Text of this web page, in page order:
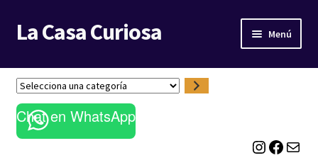
Ir
a
navegación
Ir
al
La Casa Curiosa Menú
LIBRERÍA
BLOG
S
e
l
e
Chat en WhatsApp
Instagram Facebook Correo electrónico